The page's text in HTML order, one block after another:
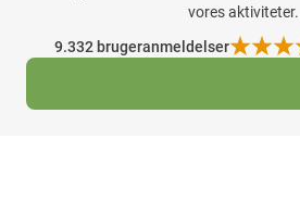
vores aktiviteter.
9.332 brugeranmeldelser